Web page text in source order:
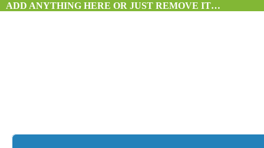
ADD ANYTHING HERE OR JUST REMOVE IT…